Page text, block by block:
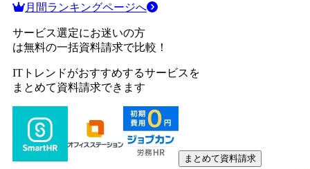
月間ランキングページへ
サービス選定にお迷いの方
は無料の一括資料請求で比較！
ITトレンドがおすすめするサービスを
まとめて資料請求できます
まとめて資料請求